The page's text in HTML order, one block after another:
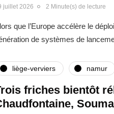
juillet 2026 2 Minute(s) de lecture
que l’Europe accélère le
de systèmes de
liège-verviers namur
friches bientôt